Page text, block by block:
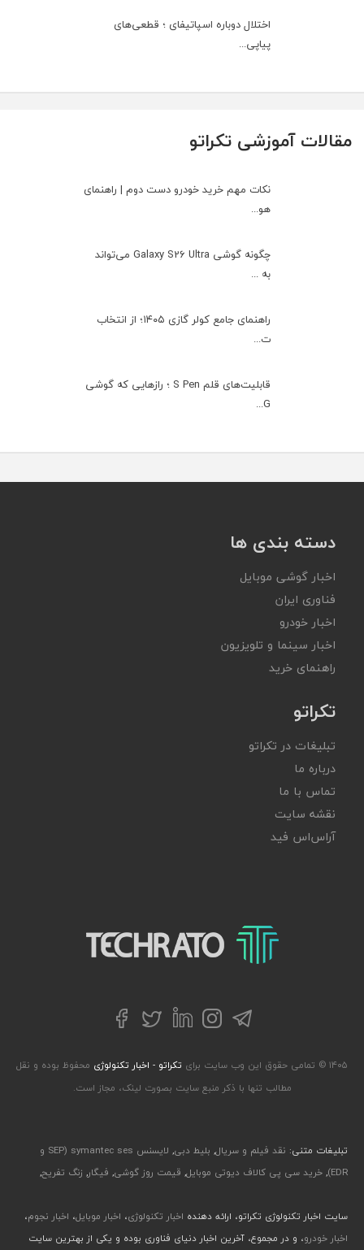
اختلال دوباره اسپاتیفای ؛ قطعی‌های
پیاپی...
مقالات آموزشی تکراتو
نکات مهم خرید خودرو دست دوم | راهنمای
هو...
چگونه گوشی Galaxy S26 Ultra می‌تواند
به ...
راهنمای جامع کولر گازی ۱۴۰۵؛ از انتخاب
ت...
قابلیت‌های قلم S Pen ؛ رازهایی که گوشی
G...
دسته بندی ها
اخبار گوشی موبایل
فناوری ایران
اخبار خودرو
اخبار سینما و تلویزیون
راهنمای خرید
تکراتو
تبلیغات در تکراتو
درباره ما
تماس با ما
نقشه سایت
آر‌اس‌اس فید
تکراتو – زندگی با تکنولوژی
تلگراماینستاگرام
لینکداینتوییترفیسبوک
۱۴۰۵ © تمامی حقوق این وب سایت برای تکراتو - اخبار تکنولوژی محفوظ بوده و نقل
مطالب تنها با ذکر منبع سایت بصورت لینک، مجاز است.
تبلیغات متنی: نقد فیلم و سریال, بلیط دبی,
لایسنس symantec ses (SEP و
EDR)
, خرید سی پی کالاف دیوتی موبایل, قیمت روز گوشی, فیگار, زنگ تفریح,
سایت اخبار تکنولوژی تکراتو، ارائه دهنده اخبار تکنولوژی، اخبار موبایل، اخبار نجوم،
اخبار خودرو، و در مجموع، آخرین اخبار دنیای فناوری بوده و یکی از بهترین سایت